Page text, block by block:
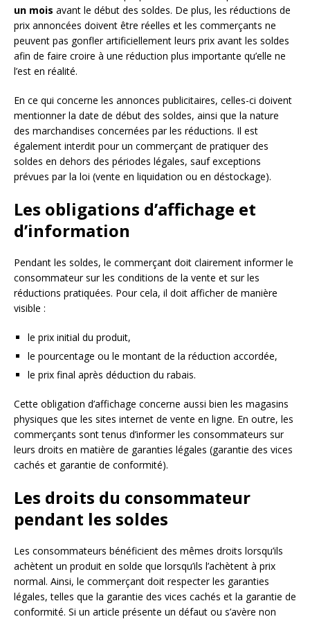
un mois avant le début des soldes. De plus, les réductions de
prix annoncées doivent être réelles et les commerçants ne
peuvent pas gonfler artificiellement leurs prix avant les soldes
afin de faire croire à une réduction plus importante qu’elle ne
l’est en réalité.
En ce qui concerne les annonces publicitaires, celles-ci doivent
mentionner la date de début des soldes, ainsi que la nature
des marchandises concernées par les réductions. Il est
également interdit pour un commerçant de pratiquer des
soldes en dehors des périodes légales, sauf exceptions
prévues par la loi (vente en liquidation ou en déstockage).
Les obligations d’affichage et
d’information
Pendant les soldes, le commerçant doit clairement informer le
consommateur sur les conditions de la vente et sur les
réductions pratiquées. Pour cela, il doit afficher de manière
visible :
le prix initial du produit,
le pourcentage ou le montant de la réduction accordée,
le prix final après déduction du rabais.
Cette obligation d’affichage concerne aussi bien les magasins
physiques que les sites internet de vente en ligne. En outre, les
commerçants sont tenus d’informer les consommateurs sur
leurs droits en matière de garanties légales (garantie des vices
cachés et garantie de conformité).
Les droits du consommateur
pendant les soldes
Les consommateurs bénéficient des mêmes droits lorsqu’ils
achètent un produit en solde que lorsqu’ils l’achètent à prix
normal. Ainsi, le commerçant doit respecter les garanties
légales, telles que la garantie des vices cachés et la garantie de
conformité. Si un article présente un défaut ou s’avère non